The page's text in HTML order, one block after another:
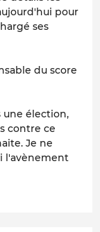
pour
ses
du score
une élection,
contre ce
Je ne
l'avènement